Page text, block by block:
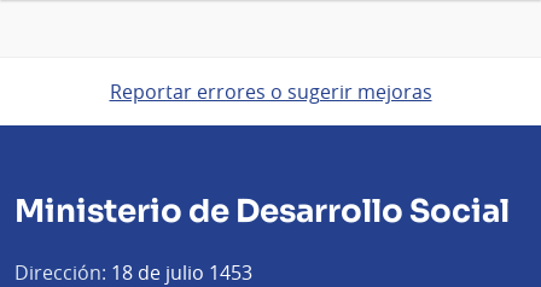
Reportar errores o sugerir mejoras
Ministerio de Desarrollo Social
Dirección: 18 de julio 1453